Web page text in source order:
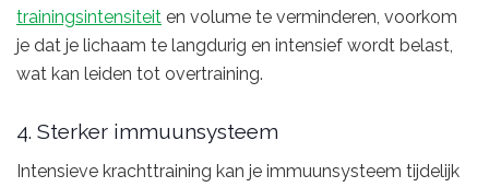
trainingsintensiteit en volume te verminderen, voorkom
je dat je lichaam te langdurig en intensief wordt belast,
wat kan leiden tot overtraining.
4. Sterker immuunsysteem
Intensieve krachttraining kan je immuunsysteem tijdelijk